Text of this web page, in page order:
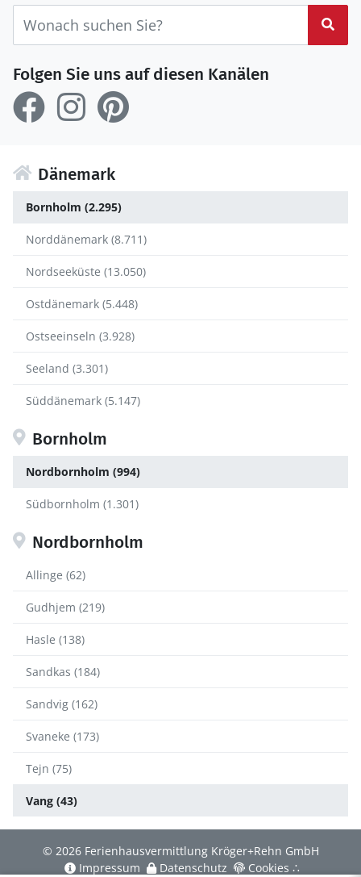
Folgen Sie uns auf diesen Kanälen
Dänemark
Bornholm (2.295)
Norddänemark (8.711)
Nordseeküste (13.050)
Ostdänemark (5.448)
Ostseeinseln (3.928)
Seeland (3.301)
Süddänemark (5.147)
Bornholm
Nordbornholm (994)
Südbornholm (1.301)
Nordbornholm
Allinge (62)
Gudhjem (219)
Hasle (138)
Sandkas (184)
Sandvig (162)
Svaneke (173)
Tejn (75)
Vang (43)
© 2026 Ferienhausvermittlung Kröger+Rehn GmbH
Impressum
Datenschutz Cookies ∴